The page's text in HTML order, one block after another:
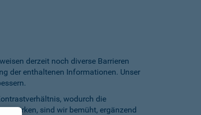
derzeit noch diverse Barrieren
der enthaltenen Informationen. Unser
wodurch die
sind wir bemüht, ergänzend